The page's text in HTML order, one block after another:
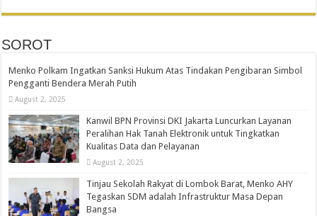
SOROT
Menko Polkam Ingatkan Sanksi Hukum Atas Tindakan Pengibaran Simbol
Pengganti Bendera Merah Putih
August 2, 2025
Kanwil BPN Provinsi DKI Jakarta Luncurkan Layanan
Peralihan Hak Tanah Elektronik untuk Tingkatkan
Kualitas Data dan Pelayanan
August 2, 2025
Tinjau Sekolah Rakyat di Lombok Barat, Menko AHY
Tegaskan SDM adalah Infrastruktur Masa Depan
Bangsa